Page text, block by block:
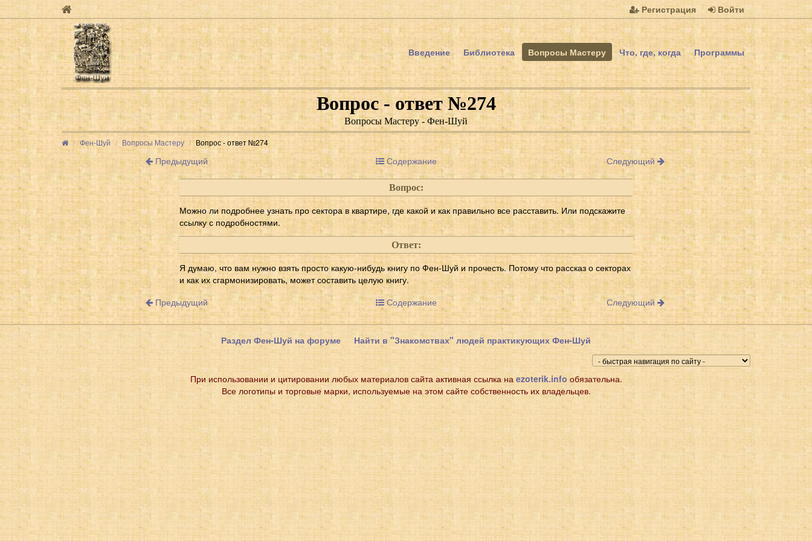
Регистрация Войти
Введение Библиотека Вопросы Мастеру Что, где, когда Программы
Вопрос - ответ №274
Вопросы Мастеру - Фен-Шуй
Фен-Шуй Вопросы Мастеру Вопрос - ответ №274
Предыдущий Содержание Следующий
Вопрос:
Можно ли подробнее узнать про сектора в квартире, где какой и как правильно все расставить. Или подскажите
ссылку с подробностями.
Ответ:
Я думаю, что вам нужно взять просто какую-нибудь книгу по Фен-Шуй и прочесть. Потому что рассказ о секторах
и как их сгармонизировать, может составить целую книгу.
Предыдущий
Содержание Следующий
Раздел Фен-Шуй на форуме Найти в "Знакомствах" людей практикующих Фен-Шуй
При использовании и цитировании любых материалов сайта активная ссылка на ezoterik.info обязательна.
Все логотипы и торговые марки, используемые на этом сайте собственность их владельцев.